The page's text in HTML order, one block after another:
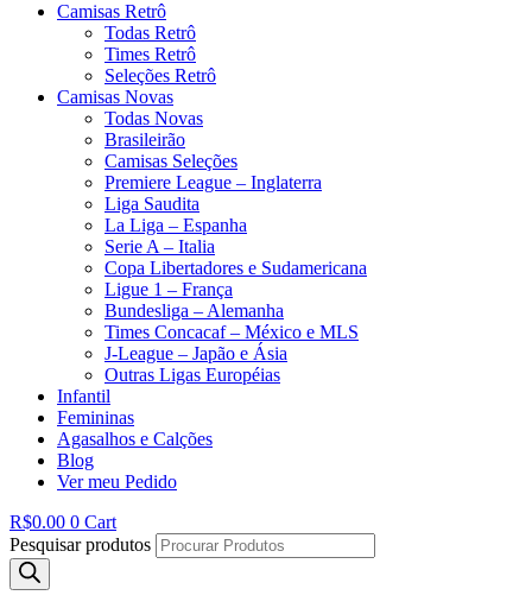
Camisas Retrô
Todas Retrô
Times Retrô
Seleções Retrô
Camisas Novas
Todas Novas
Brasileirão
Camisas Seleções
Premiere League – Inglaterra
Liga Saudita
La Liga – Espanha
Serie A – Italia
Copa Libertadores e Sudamericana
Ligue 1 – França
Bundesliga – Alemanha
Times Concacaf – México e MLS
J-League – Japão e Ásia
Outras Ligas Européias
Infantil
Femininas
Agasalhos e Calções
Blog
Ver meu Pedido
R$0.00 0 Cart
Pesquisar produtos